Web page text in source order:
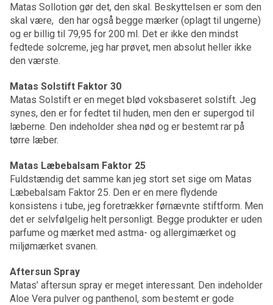
Matas Sollotion gør det, den skal. Beskyttelsen er som den
skal være, den har også begge mærker (oplagt til ungerne)
og er billig til 79,95 for 200 ml. Det er ikke den mindst
fedtede solcreme, jeg har prøvet, men absolut heller ikke
den værste.
Matas Solstift Faktor 30
Matas Solstift er en meget blød voksbaseret solstift. Jeg
synes, den er for fedtet til huden, men den er supergod til
læberne. Den indeholder shea nød og er bestemt rar på
tørre læber.
Matas Læbebalsam Faktor 25
Fuldstændig det samme kan jeg stort set sige om Matas
Læbebalsam Faktor 25. Den er en mere flydende
konsistens i tube, jeg foretrækker førnævnte stiftform. Men
det er selvfølgelig helt personligt. Begge produkter er uden
parfume og mærket med astma- og allergimærket og
miljømærket svanen.
Aftersun Spray
Matas’ aftersun spray er meget interessant. Den indeholder
Aloe Vera pulver og panthenol, som bestemt er gode